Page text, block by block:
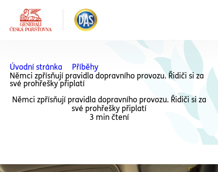
Úvodní stránka
Příběhy
Němci zpřísňují pravidla dopravního provozu. Řidiči si za
své prohřešky připlatí
Němci zpřísňují pravidla dopravního provozu. Řidiči si za
své prohřešky připlatí
3 min čtení